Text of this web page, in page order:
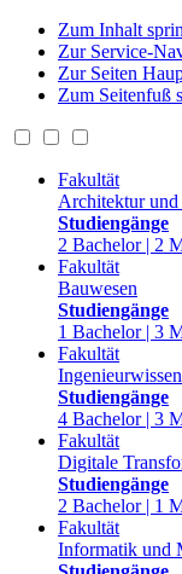
Zum Inhalt
Zur Service-
Zur Seiten
Zum Seitenfuß
Fakultät
Architektur und
Studiengänge
2 Bachelor | 2
Fakultät
Bauwesen
Studiengänge
1 Bachelor | 3
Fakultät
Studiengänge
4 Bachelor | 3
Fakultät
Digitale
Studiengänge
2 Bachelor | 1
Fakultät
Informatik und